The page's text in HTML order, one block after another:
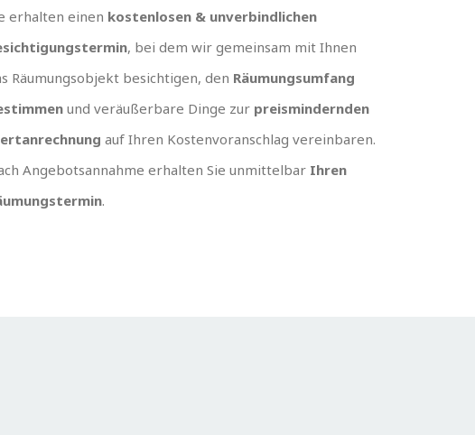
erhalten einen kostenlosen & unverbindlichen
, bei dem wir gemeinsam mit Ihnen
Räumungsobjekt besichtigen, den Räumungsumfang
und veräußerbare Dinge zur preismindernden
auf Ihren Kostenvoranschlag vereinbaren.
Angebotsannahme erhalten Sie unmittelbar Ihren
.